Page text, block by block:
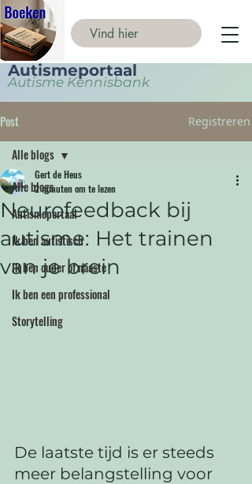
Autismeportaal
Autisme Kennisbank
Post Registreren
Alle blogs
Autismeportaal
Ik ben autistisch
Ik ben ouder of naaste
Ik ben een professional
Storytelling
Alle blogs
Neurofeedback bij
autisme: Het trainen
van je brein
Gert de Heus
2 minuten om te lezen
De laatste tijd is er steeds
meer belangstelling voor